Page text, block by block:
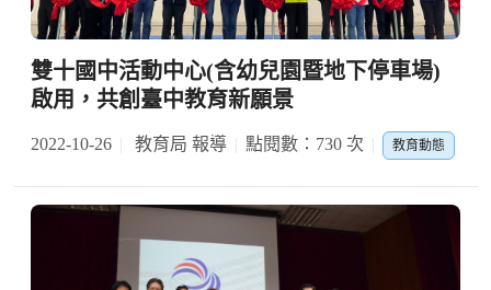
雙十國中活動中心(含幼兒園暨地下停車場)
啟用，共創臺中教育新願景
2022-10-26 教育局 報導 點閱數：730 次 教育動態